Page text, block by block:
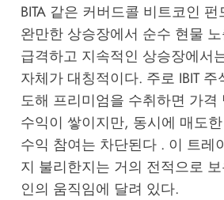
BITA 같은 커버드콜 비트코인
완만한 상승장에서 순수 현물
급격하고 지속적인 상승장에서
자체가 대칭적이다. 주로 IBIT
도해 프리미엄을 수취하면 가격
수익이 쌓이지만, 동시에 매도
수익 참여는 차단된다 . 이 트레
지 불리한지는 거의 전적으로
인의 움직임에 달려 있다.